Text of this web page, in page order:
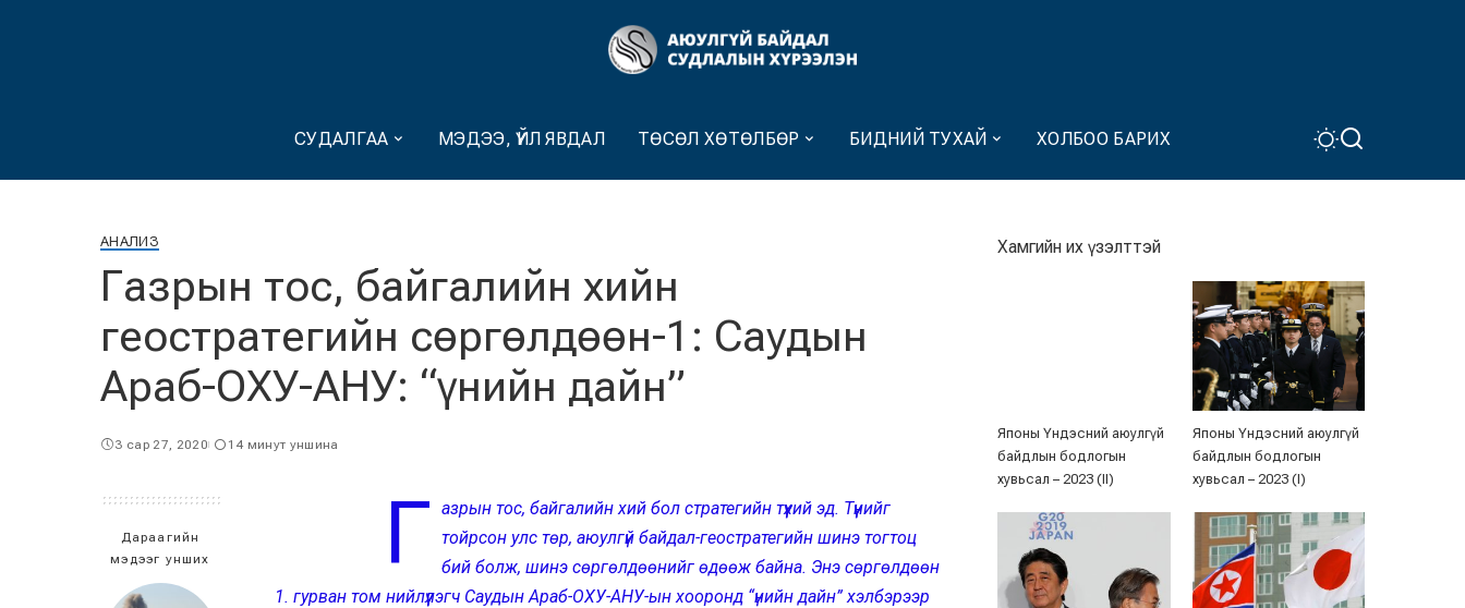
СУДАЛГАА МЭДЭЭ, ҮЙЛ ЯВДАЛ ТӨСӨЛ ХӨТӨЛБӨР БИДНИЙ ТУХАЙ ХОЛБОО БАРИХ
АНАЛИЗ
Газрын тос, байгалийн хийн
геостратегийн сөргөлдөөн-1: Саудын
Араб-ОХУ-АНУ: “үнийн дайн”
3 сар 27, 2020 14 минут уншина
Дараагийн
мэдээг унших
Г азрын тос, байгалийн хий бол стратегийн түүхий эд. Түүнийг
тойрсон улс төр, аюулгүй байдал-геостратегийн шинэ тогтоц
бий болж, шинэ сөргөлдөөнийг өдөөж байна. Энэ сөргөлдөөн
1. гурван том нийлүүлэгч Саудын Араб-ОХУ-АНУ-ын хооронд “үнийн дайн” хэлбэрээр
Хамгийн их үзэлттэй
Японы Үндэсний аюулгүй
байдлын бодлогын
хувьсал – 2023 (II)
Японы Үндэсний аюулгүй
байдлын бодлогын
хувьсал – 2023 (I)